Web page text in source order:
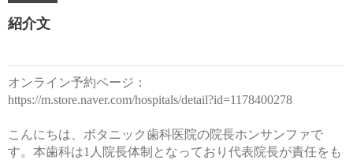
紹介文
オンライン予約ページ：
https://m.store.naver.com/hospitals/detail?id=1178400278
こんにちは、ボタニック歯科医院の院長ホンサンファで
す。本歯科は1人院長体制となっており代表院長が責任をも